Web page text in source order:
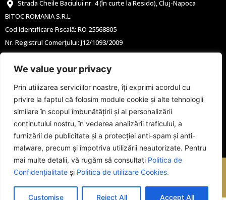
We value your privacy
Prin utilizarea serviciilor noastre, îți exprimi acordul cu
privire la faptul că folosim module cookie și alte tehnologii
similare în scopul îmbunătățirii și al personalizării
conținutului nostru, în vederea analizării traficului, a
furnizării de publicitate și a protecției anti-spam și anti-
malware, precum și împotriva utilizării neautorizate. Pentru
mai multe detalii, vă rugăm să consultați Politica de
Confidențialitate și Politica de utilizare Cookies.
Customise Reject All Accept All
Strada Cheile Baciului nr. 4 (în curte la Resido), Cluj-Napoca
BITOC ROMANIA S.R.L.
Cod Identificare Fiscală: RO 25568805
Nr. Registrul Comerţului: J12/1093/2009
a
e
b
o
o
k
t
a
g
r
a
m
Copyright @ GRESIE ROMANIA | ALL RIGHTS RESERVED | Designed &